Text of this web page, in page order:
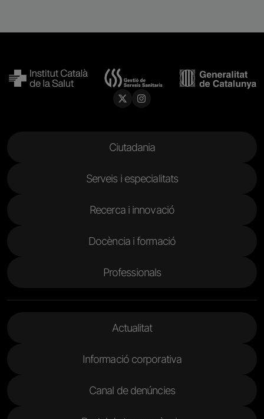
Ciutadania
Serveis i especialitats
Recerca i innovació
Docència i formació
Professionals
Actualitat
Informació corporativa
Canal de denúncies